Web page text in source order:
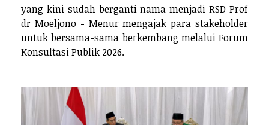
yang kini sudah berganti nama menjadi RSD Prof
dr Moeljono - Menur mengajak para stakeholder
untuk bersama-sama berkembang melalui Forum
Konsultasi Publik 2026.